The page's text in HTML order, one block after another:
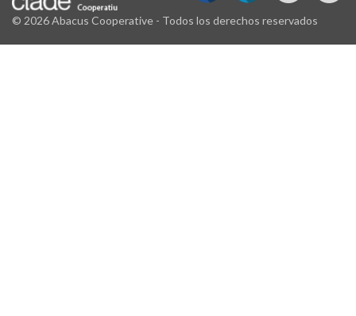
© 2026 Abacus Cooperative - Todos los derechos reservados